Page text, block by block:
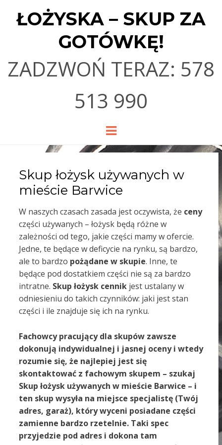
ŁOŻYSKA – SKUP ZA
GOTÓWKĘ!
ZADZWOŃ TERAZ: 578
513 990
Menu
Skup łożysk używanych w
mieście Barwice
W naszych czasach zasada jest oczywista, że ceny
części używanych – łożysk będą różne w
zależności od tego, jakie części mamy w ofercie.
Jedne, te będące w deficycie na rynku, są bardzo,
ale to bardzo pożądane w skupie. Inne, te
będące pod dostatkiem części nie są za bardzo
intratne. Skup łożysk cennik jest ustalany w
odniesieniu do takich czynników: jaki jest stan
części i ile znajduje się ich na rynku.
Fachowcy pracujący dla skupów zawsze
dokonują indywidualnej i jasnej oceny i wtedy
rozumie się, że najlepiej jest się
skontaktować z fachowym skupem – szukaj
Skup łożysk używanych w mieście Barwice – i
ten skup wysyła na miejsce specjalistę (Twój
adres, garaż), który wyceni posiadane części
zamienne bardzo rzetelnie. Taki spec
przyjedzie pod adres i dokona tam